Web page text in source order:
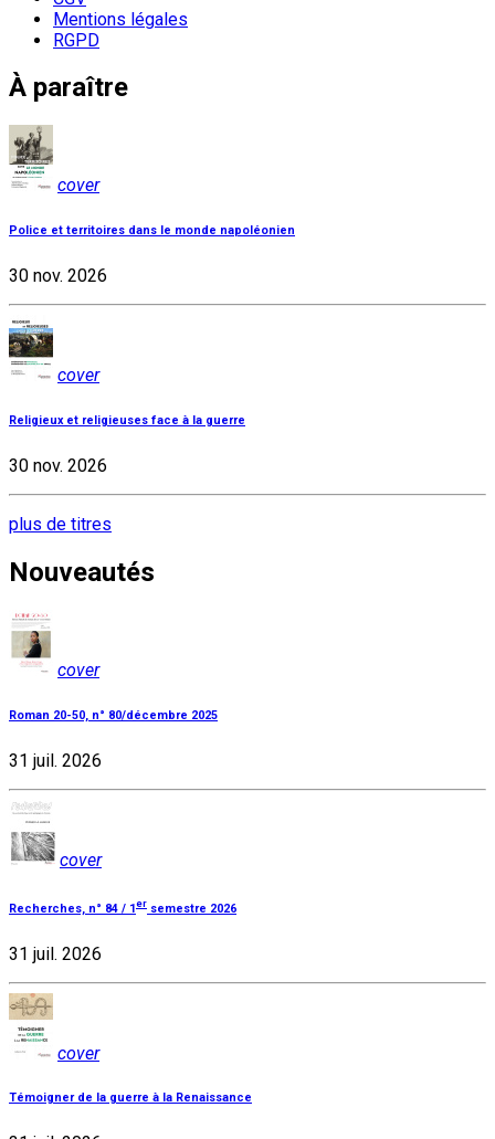
Mentions légales
RGPD
À paraître
cover
Police et territoires dans le monde napoléonien
30 nov. 2026
cover
Religieux et religieuses face à la guerre
30 nov. 2026
plus de titres
Nouveautés
cover
Roman 20-50, n° 80/décembre 2025
31 juil. 2026
cover
Recherches, n° 84 / 1er semestre 2026
31 juil. 2026
cover
Témoigner de la guerre à la Renaissance